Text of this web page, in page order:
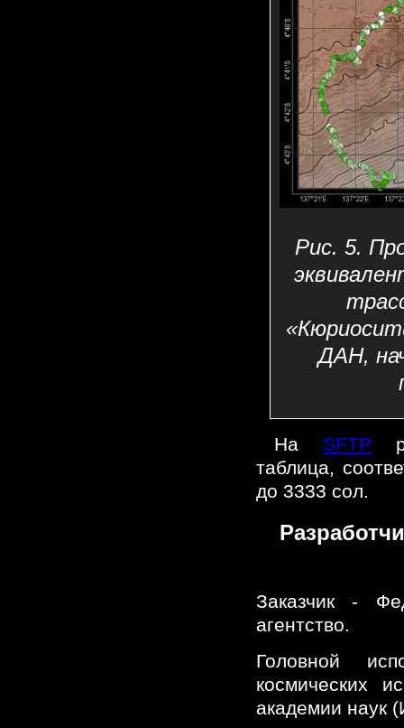
Рис. 5.
ДАН,
На SFTP
таблица,
до 3333 сол.
Заказчик -
агентство.
Головной
космических
академии наук